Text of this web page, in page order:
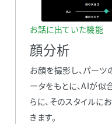
お話に出ていた機能
顔分析
お顔を撮影し、パー
ータをもとに、AIが似
らに、そのスタイルに
きます。